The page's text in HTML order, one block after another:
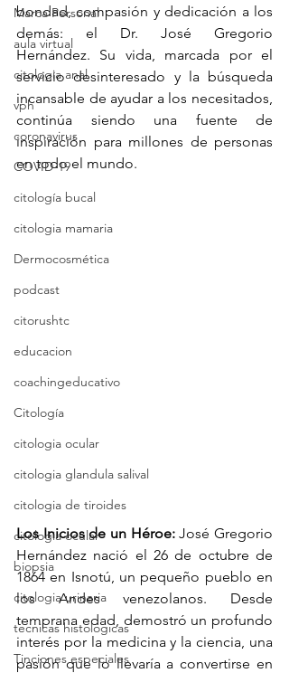
Marca Personal
aula virtual
citologia anal
vph
coronavirus
COVID-19
citología bucal
citologia mamaria
Dermocosmética
podcast
citorushtc
educacion
coachingeducativo
Citología
citologia ocular
citologia glandula salival
citologia de tiroides
citologia ocular
biopsia
citologia urinaria
tecnicas histologicas
Tinciones especiales
bondad, compasión y dedicación a los
demás: el Dr. José Gregorio
Hernández. Su vida, marcada por el
servicio desinteresado y la búsqueda
incansable de ayudar a los necesitados,
continúa siendo una fuente de
inspiración para millones de personas
en todo el mundo.
Los Inicios de un Héroe: José Gregorio
Hernández nació el 26 de octubre de
1864 en Isnotú, un pequeño pueblo en
los Andes venezolanos. Desde
temprana edad, demostró un profundo
interés por la medicina y la ciencia, una
pasión que lo llevaría a convertirse en